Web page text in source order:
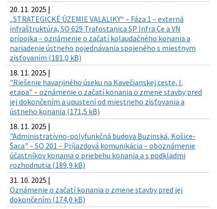
20. 11. 2025 |
„STRATEGICKÉ ÚZEMIE VALALIKY“ – Fáza 1 – externá
infraštruktúra, SO 629 Trafostanica SP Infra Ce a VN
prípojka – oznámenie o začatí kolaudačného konania a
nariadenie ústneho pojednávania spojeného s miestnym
zisťovaním (181,0 kB)
18. 11. 2025 |
"Riešenie havarijného úseku na Kavečianskej ceste, I.
etapa" – oznámenie o začatí konania o zmene stavby pred
jej dokončením a upustení od miestneho zisťovania a
ústneho konania (171,5 kB)
18. 11. 2025 |
"Administratívno-polyfunkčná budova Buzinská, Košice-
Šaca" – SO 201 – Príjazdová komunikácia – oboznámenie
účastníkov konania o priebehu konania a s podkladmi
rozhodnutia (189,9 kB)
31. 10. 2025 |
Oznámenie o začatí konania o zmene stavby pred jej
dokončením (174,0 kB)